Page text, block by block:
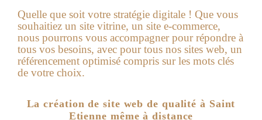
Quelle que soit votre stratégie digitale ! Que vous
souhaitiez un site vitrine, un site e-commerce,
nous pourrons vous accompagner pour répondre à
tous vos besoins, avec pour tous nos sites web, un
référencement optimisé compris sur les mots clés
de votre choix.
La création de site web de qualité à Saint
Etienne même à distance